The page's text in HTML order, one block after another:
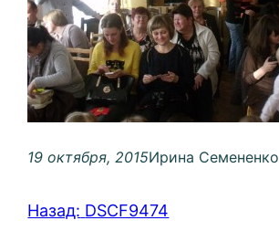
19 октября, 2015Ирина Семененко
Назад: DSCF9474